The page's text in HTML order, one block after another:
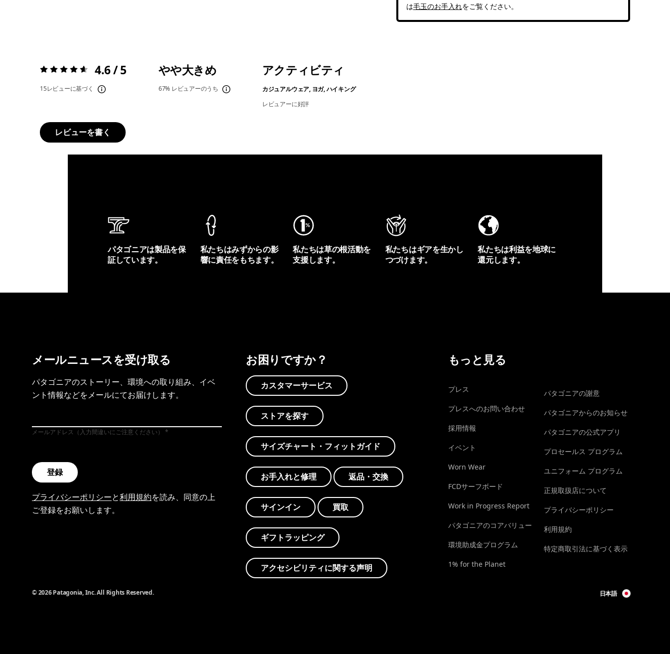
は毛玉のお手入れをご覧ください。
評価:4.6 / 5 4.6 / 5
15レビューに基づく
やや大きめ
67% レビュアーのうち
アクティビティ
カジュアルウェア, ヨガ, ハイキング
レビュアーに好評
レビューを書く
パタゴニアは製品を保
証しています。
私たちはみずからの影
響に責任をもちます。
私たちは草の根活動を
支援します。
私たちはギアを生かし
つづけます。
私たちは利益を地球に
還元します。
メールニュースを受け取る
パタゴニアのストーリー、環境への取り組み、イベ
ント情報などをメールにてお届けします。
メールアドレス（入力間違いにご注意ください）
登録
プライバシーポリシーと利用規約を読み、同意の上
ご登録をお願いします。
お困りですか？
カスタマーサービス
ストアを探す
サイズチャート・フィットガイド
お手入れと修理 返品・交換
サインイン 買取
ギフトラッピング
アクセシビリティに関する声明
もっと見る
プレス
プレスへのお問い合わせ
採用情報
イベント
Worn Wear
FCDサーフボード
Work in Progress Report
パタゴニアのコアバリュー
環境助成金プログラム
1% for the Planet
パタゴニアの謝意
パタゴニアからのお知らせ
パタゴニアの公式アプリ
プロセールス プログラム
ユニフォーム プログラム
正規取扱店について
プライバシーポリシー
利用規約
特定商取引法に基づく表示
© 2026 Patagonia, Inc. All Rights Reserved. 日本語